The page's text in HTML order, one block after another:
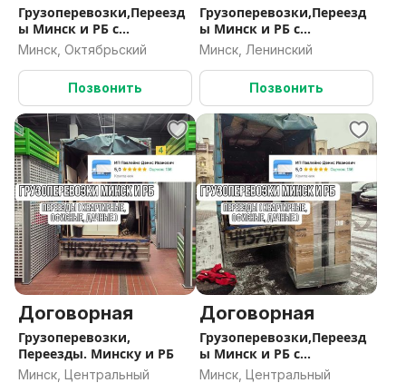
Грузоперевозки,Переезд
ы Минск и РБ с
Грузчиками
Минск, Октябрьский
Позвонить
Грузоперевозки,Переезд
ы Минск и РБ с
Грузчиками
Минск, Ленинский
Позвонить
Договорная
Грузоперевозки,
Переезды. Минску и РБ
Минск, Центральный
Договорная
Грузоперевозки,Переезд
ы Минск и РБ с
Грузчиками
Минск, Центральный